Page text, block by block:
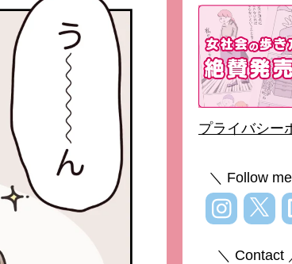
プライバシー
＼ Follow
＼ Contact